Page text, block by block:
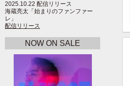
2025.10.22 配信リリース
海蔵亮太「始まりのファンファー
レ」
配信リリース
NOW ON SALE